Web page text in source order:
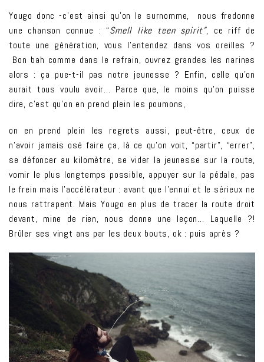
Yougo donc -c’est ainsi qu’on le surnomme, nous fredonne
une chanson connue : “Smell like teen spirit”, ce riff de
toute une génération, vous l’entendez dans vos oreilles ?
Bon bah comme dans le refrain, ouvrez grandes les narines
alors : ça pue-t-il pas notre jeunesse ? Enfin, celle qu’on
aurait tous voulu avoir… Parce que, le moins qu’on puisse
dire, c’est qu’on en prend plein les poumons,
on en prend plein les regrets aussi, peut-être, ceux de
n’avoir jamais osé faire ça, là ce qu’on voit, “partir”, “errer”,
se défoncer au kilomètre, se vider la jeunesse sur la route,
vomir le plus longtemps possible, appuyer sur la pédale, pas
le frein mais l’accélérateur : avant que l’ennui et le sérieux ne
nous rattrapent. Mais Yougo en plus de tracer la route droit
devant, mine de rien, nous donne une leçon… Laquelle ?!
Brûler ses vingt ans par les deux bouts, ok : puis après ?